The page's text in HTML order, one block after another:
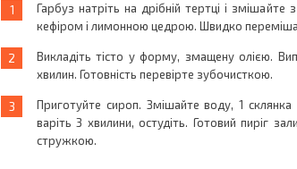
Гарбуз натріть на дрібній тертці і
кефіром і лимонною цедрою. Швидко
Викладіть тісто у форму, змащену олією.
хвилин. Готовність перевірте зубочисткою.
Приготуйте сироп. Змішайте воду, 1 склянка
варіть 3 хвилини, остудіть. Готовий пиріг
стружкою.